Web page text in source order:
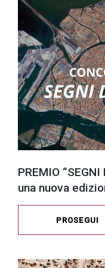
PREMIO
una nuova
PROSEGUI